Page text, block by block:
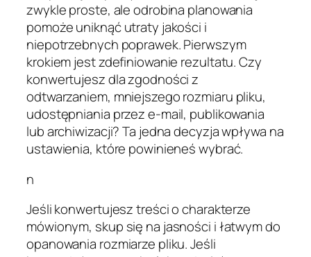
zwykle proste, ale odrobina planowania
pomoże uniknąć utraty jakości i
niepotrzebnych poprawek. Pierwszym
krokiem jest zdefiniowanie rezultatu. Czy
konwertujesz dla zgodności z
odtwarzaniem, mniejszego rozmiaru pliku,
udostępniania przez e-mail, publikowania
lub archiwizacji? Ta jedna decyzja wpływa na
ustawienia, które powinieneś wybrać.
n
Jeśli konwertujesz treści o charakterze
mówionym, skup się na jasności i łatwym do
opanowania rozmiarze pliku. Jeśli